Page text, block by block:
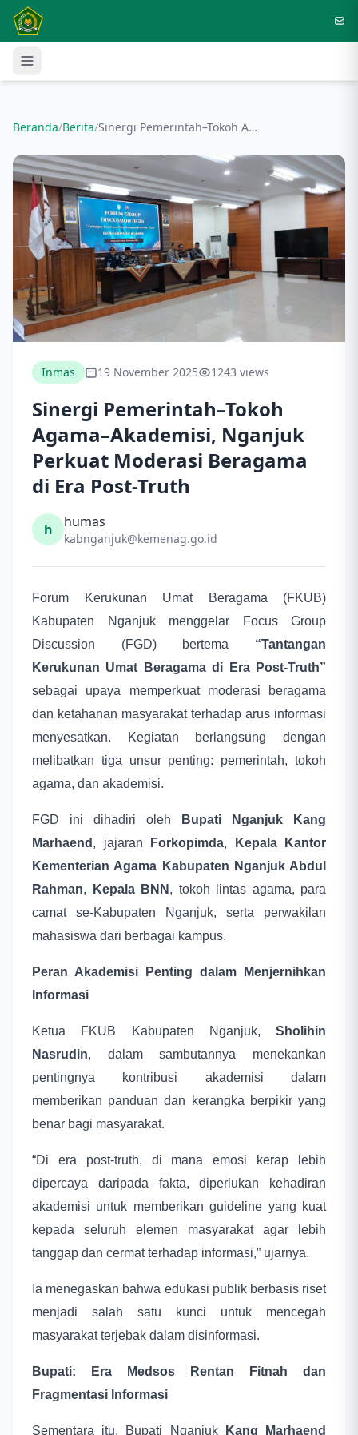
Langsung ke konten utama
Beranda/Berita/ Sinergi Pemerintah–Tokoh Agama–Akademisi, Nganjuk Perkuat Moderasi Beragama di Era Post-Truth
Inmas 19 November 2025 1243 views
Sinergi Pemerintah–Tokoh
Agama–Akademisi, Nganjuk
Perkuat Moderasi Beragama
di Era Post-Truth
h humas
kabnganjuk@kemenag.go.id
Forum Kerukunan Umat Beragama (FKUB)
Kabupaten Nganjuk menggelar Focus Group
Discussion (FGD) bertema “Tantangan
Kerukunan Umat Beragama di Era Post-Truth”
sebagai upaya memperkuat moderasi beragama
dan ketahanan masyarakat terhadap arus informasi
menyesatkan. Kegiatan berlangsung dengan
melibatkan tiga unsur penting: pemerintah, tokoh
agama, dan akademisi.
FGD ini dihadiri oleh
Bupati Nganjuk Kang
Marhaend , jajaran Forkopimda,
Kepala Kantor
Kementerian Agama Kabupaten Nganjuk Abdul
Rahman, Kepala BNN , tokoh lintas agama, para
camat se-Kabupaten Nganjuk, serta perwakilan
mahasiswa dari berbagai kampus.
Peran Akademisi Penting dalam Menjernihkan
Informasi
Ketua FKUB Kabupaten Nganjuk, Sholihin
Nasrudin, dalam sambutannya menekankan
pentingnya kontribusi akademisi dalam
memberikan panduan dan kerangka berpikir yang
benar bagi masyarakat.
“Di era post-truth, di mana emosi kerap lebih
dipercaya daripada fakta, diperlukan kehadiran
akademisi untuk memberikan guideline yang kuat
kepada seluruh elemen masyarakat agar lebih
tanggap dan cermat terhadap informasi,” ujarnya.
Ia menegaskan bahwa edukasi publik berbasis riset
menjadi salah satu kunci untuk mencegah
masyarakat terjebak dalam disinformasi.
Bupati: Era Medsos Rentan Fitnah dan
Fragmentasi Informasi
Sementara itu, Bupati Nganjuk Kang Marhaend